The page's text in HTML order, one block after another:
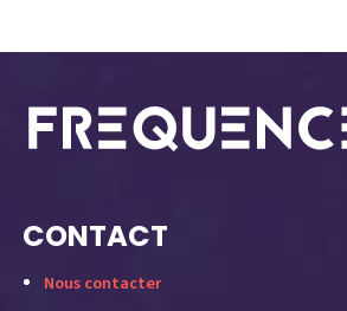
CONTACT
Nous contacter